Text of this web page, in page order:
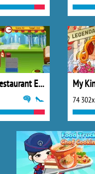
Burger Restaurant Express
74 302x